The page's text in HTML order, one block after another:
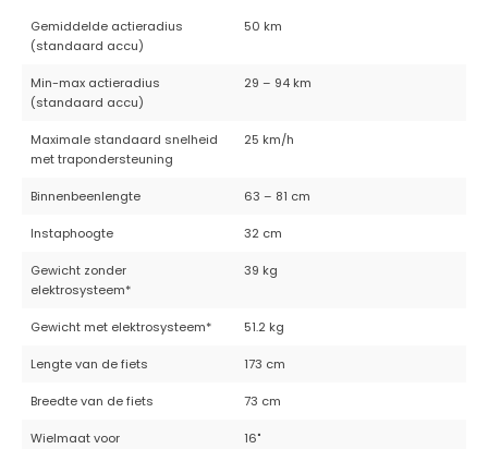
Gemiddelde actieradius
(standaard accu)
50 km
Min-max actieradius
(standaard accu)
29 – 94 km
Maximale standaard snelheid
met trapondersteuning
25 km/h
Binnenbeenlengte 63 – 81 cm
Instaphoogte 32 cm
Gewicht zonder
elektrosysteem*
39 kg
Gewicht met elektrosysteem* 51.2 kg
Lengte van de fiets 173 cm
Breedte van de fiets 73 cm
Wielmaat voor 16"